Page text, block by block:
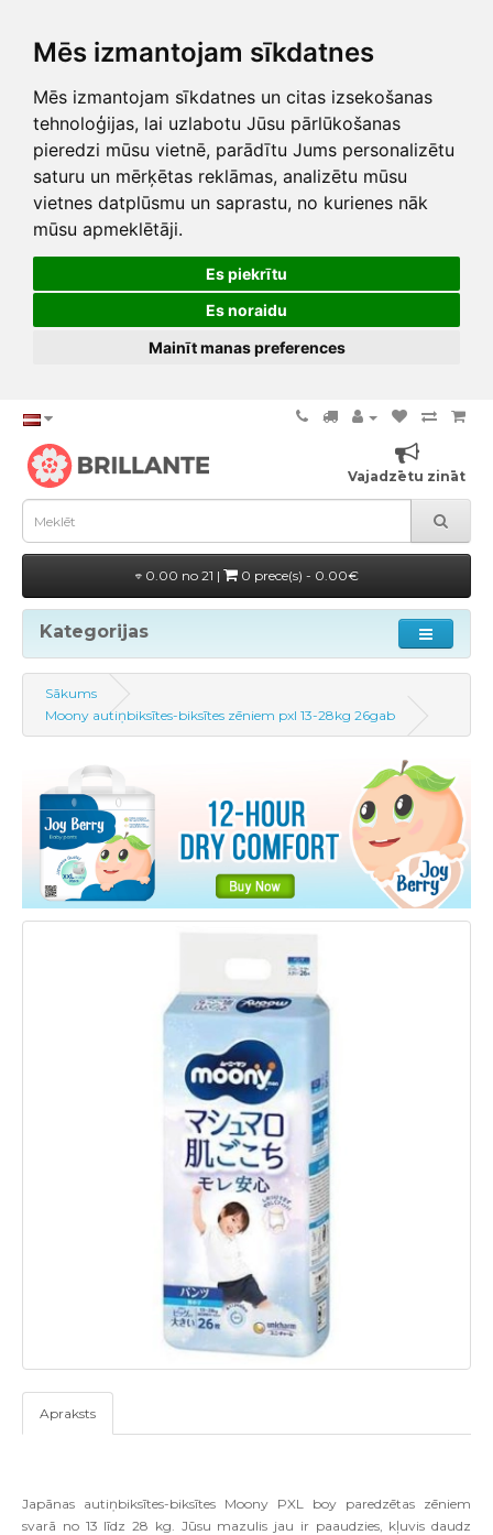
Mēs izmantojam sīkdatnes
Mēs izmantojam sīkdatnes un citas izsekošanas
tehnoloģijas, lai uzlabotu Jūsu pārlūkošanas
pieredzi mūsu vietnē, parādītu Jums personalizētu
saturu un mērķētas reklāmas, analizētu mūsu
vietnes datplūsmu un saprastu, no kurienes nāk
mūsu apmeklētāji.
Es piekrītu
Es noraidu
Mainīt manas preferences
Vajadzētu zināt
0.00 no 21 | 0 prece(s) - 0.00€
Kategorijas
Sākums
Moony autiņbiksītes-biksītes zēniem pxl 13-28kg 26gab
Apraksts
Japānas autiņbiksītes-biksītes Moony PXL boy paredzētas zēniem
svarā no 13 līdz 28 kg. Jūsu mazulis jau ir paaudzies, kļuvis daudz